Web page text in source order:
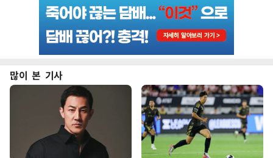
많이 본 기사